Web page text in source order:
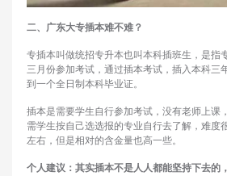
二、广东大专插本难不难？
专插本叫做统招专升本也叫本科插班生，是指
三月份参加考试，通过插本考试，插入本科三
到一个全日制本科毕业证。
插本是需要学生自行参加考试，没有老师上课
需学生按自己选选报的专业自行去了解，难度
左右，但是相对的含金量也高一些。
个人建议：其实插本不是人人都能坚持下去的